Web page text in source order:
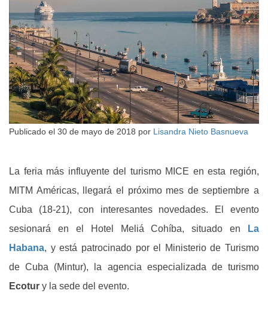
Publicado el 30 de mayo de 2018 por Lisandra Nieto Basnueva
La feria más influyente del turismo MICE en esta región,
MITM Américas, llegará el próximo mes de septiembre a
Cuba (18-21), con interesantes novedades. El evento
sesionará en el Hotel Meliá Cohíba, situado en
La
Habana, y está patrocinado por el Ministerio de Turismo
de Cuba (Mintur), la agencia especializada de turismo
Ecotur y la sede del evento.